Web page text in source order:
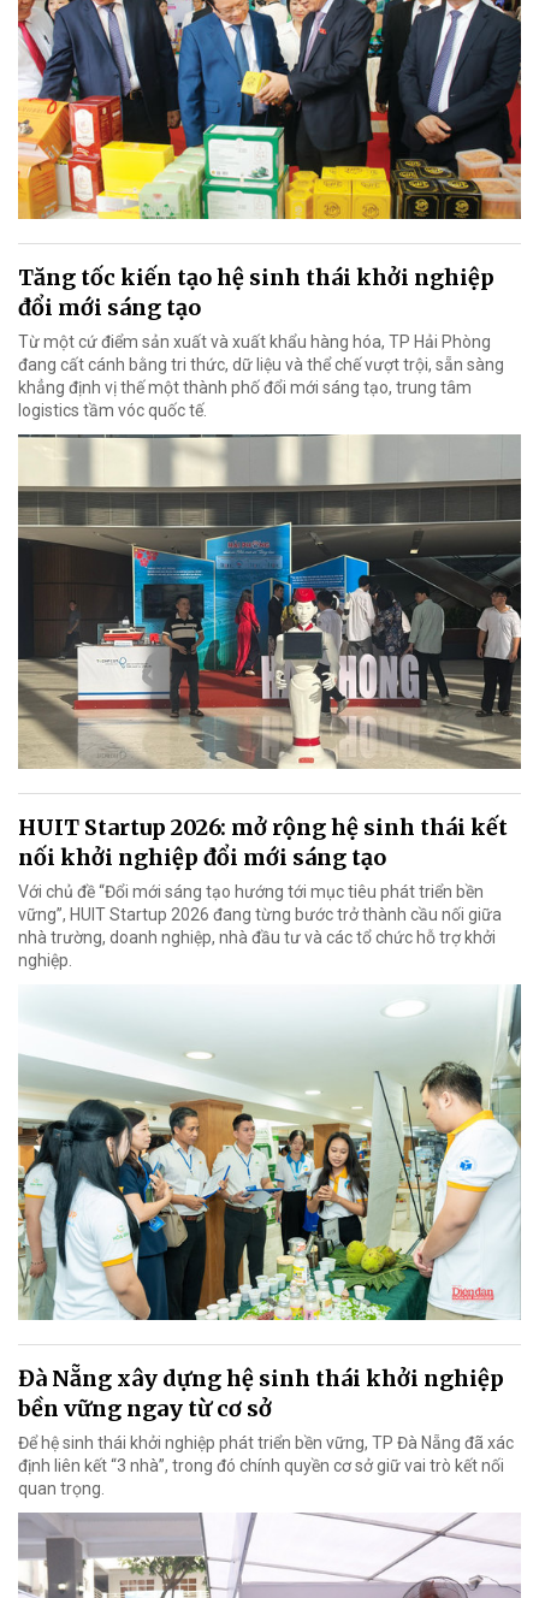
Tăng tốc kiến tạo hệ sinh thái khởi nghiệp
đổi mới sáng tạo
Từ một cứ điểm sản xuất và xuất khẩu hàng hóa, TP Hải Phòng
đang cất cánh bằng tri thức, dữ liệu và thể chế vượt trội, sẵn sàng
khẳng định vị thế một thành phố đổi mới sáng tạo, trung tâm
logistics tầm vóc quốc tế.
HUIT Startup 2026: mở rộng hệ sinh thái kết
nối khởi nghiệp đổi mới sáng tạo
Với chủ đề “Đổi mới sáng tạo hướng tới mục tiêu phát triển bền
vững”, HUIT Startup 2026 đang từng bước trở thành cầu nối giữa
nhà trường, doanh nghiệp, nhà đầu tư và các tổ chức hỗ trợ khởi
nghiệp.
Đà Nẵng xây dựng hệ sinh thái khởi nghiệp
bền vững ngay từ cơ sở
Để hệ sinh thái khởi nghiệp phát triển bền vững, TP Đà Nẵng đã xác
định liên kết “3 nhà”, trong đó chính quyền cơ sở giữ vai trò kết nối
quan trọng.